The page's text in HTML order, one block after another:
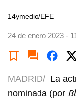
14ymedio/EFE
24 de enero 2023 -
MADRID/ La
nominada (por